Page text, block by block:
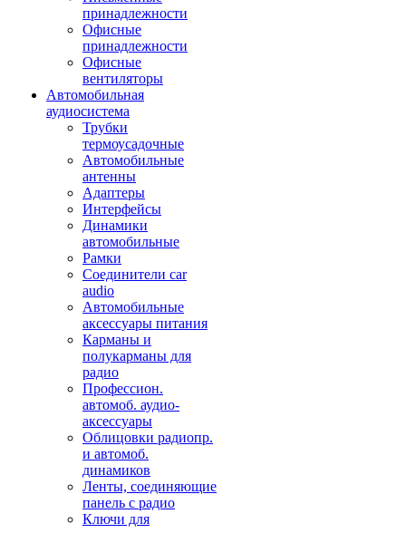
принадлежности
Офисные
принадлежности
Офисные
вентиляторы
Автомобильная
аудиосистема
Трубки
термоусадочные
Автомобильные
антенны
Адаптеры
Интерфейсы
Динамики
автомобильные
Рамки
Соединители car
audio
Автомобильные
аксессуары питания
Карманы и
полукарманы для
радио
Профессион.
автомоб. аудио-
аксессуары
Облицовки радиопр.
и автомоб.
динамиков
Ленты, соединяющие
панель с радио
Ключи для